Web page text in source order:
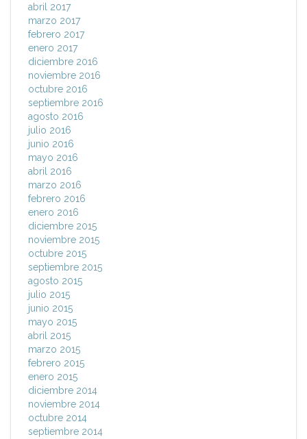
abril 2017
marzo 2017
febrero 2017
enero 2017
diciembre 2016
noviembre 2016
octubre 2016
septiembre 2016
agosto 2016
julio 2016
junio 2016
mayo 2016
abril 2016
marzo 2016
febrero 2016
enero 2016
diciembre 2015
noviembre 2015
octubre 2015
septiembre 2015
agosto 2015
julio 2015
junio 2015
mayo 2015
abril 2015
marzo 2015
febrero 2015
enero 2015
diciembre 2014
noviembre 2014
octubre 2014
septiembre 2014